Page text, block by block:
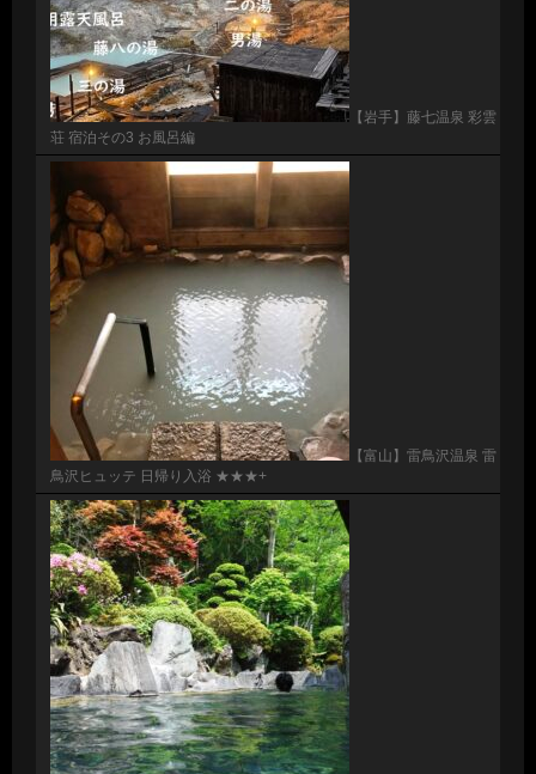
【岩手】藤七温泉 彩雲
荘 宿泊その3 お風呂編
【富山】雷鳥沢温泉 雷
鳥沢ヒュッテ 日帰り入浴 ★★★+